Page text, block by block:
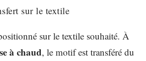
sur le textile
sur le textile souhaité. À
à chaud, le motif est transféré du